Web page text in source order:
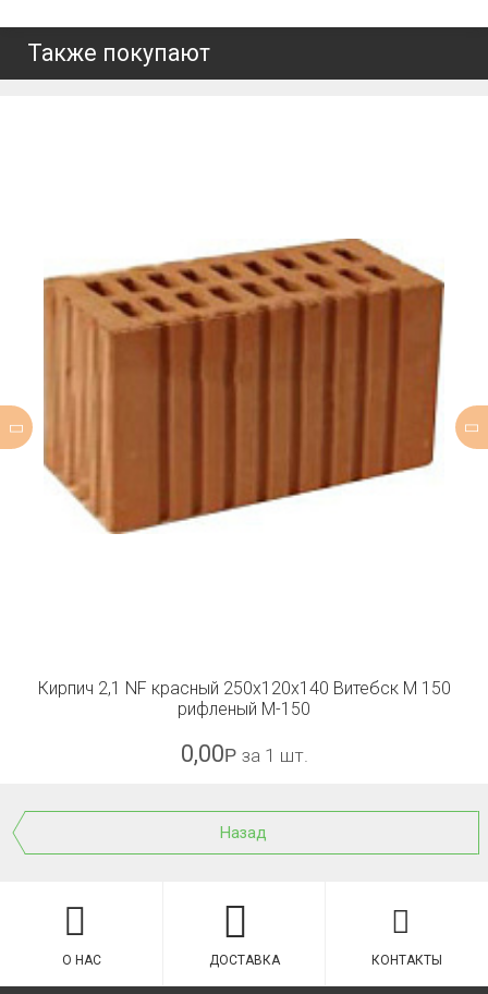
Также покупают
Кирпич 2,1 NF красный 250x120x140 Витебск М 150
рифленый М-150
0,00Р за 1 шт.
Назад
О НАС ДОСТАВКА КОНТАКТЫ